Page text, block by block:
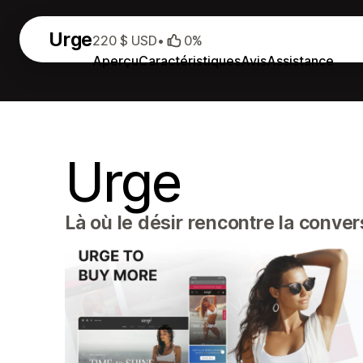
Urge
AperçuCaractéristiquesAvisAssistance
220 $ USD• 0%
Urge
Là où le désir rencontre la